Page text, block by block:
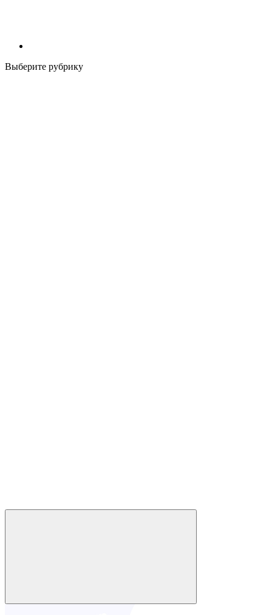
Выберите рубрику